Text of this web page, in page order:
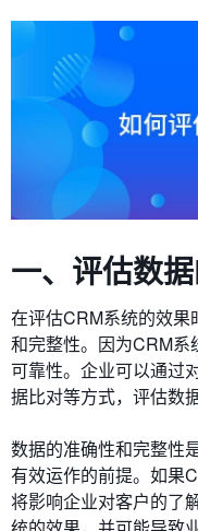
一、评估数
在评估CRM系统的效果
和完整性。因为CRM系
可靠性。企业可以通过
据比对等方式，评估数
数据的准确性和完整性
有效运作的前提。如果
将影响企业对客户的了